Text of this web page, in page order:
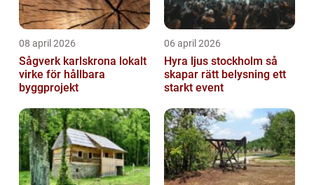
08 april 2026
Sågverk karlskrona lokalt
virke för hållbara
byggprojekt
06 april 2026
Hyra ljus stockholm så
skapar rätt belysning ett
starkt event